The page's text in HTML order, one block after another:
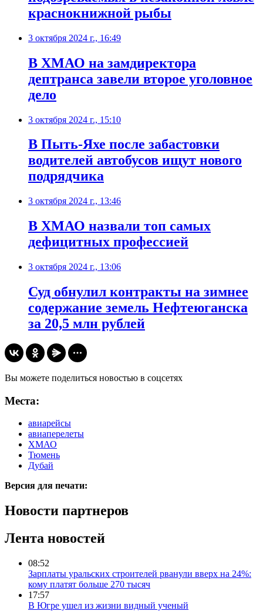
краснокнижной рыбы
3 октября 2024 г., 16:49
В ХМАО на замдиректора
дептранса завели второе уголовное
дело
3 октября 2024 г., 15:10
В Пыть-Яхе после забастовки
водителей автобусов ищут нового
подрядчика
3 октября 2024 г., 13:46
В ХМАО назвали топ самых
дефицитных профессией
3 октября 2024 г., 13:06
Суд обнулил контракты на зимнее
содержание земель Нефтеюганска
за 20,5 млн рублей
Вы можете поделиться новостью в соцсетях
Места:
авиарейсы
авиаперелеты
ХМАО
Тюмень
Дубай
Версия для печати:
Новости партнеров
Лента новостей
08:52
Зарплаты уральских строителей рванули вверх на 24%:
кому платят больше 270 тысяч
17:57
В Югре ушел из жизни видный ученый